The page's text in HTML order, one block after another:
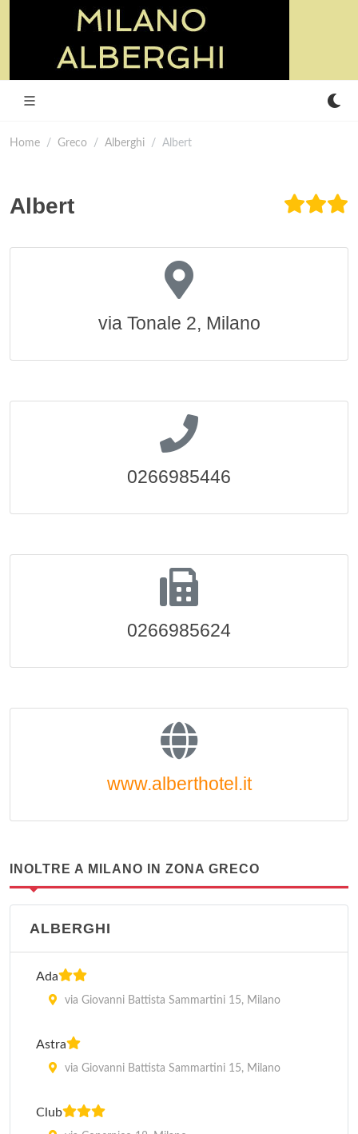
Home Greco Alberghi Albert
Albert
via Tonale 2, Milano
0266985446
0266985624
www.alberthotel.it
INOLTRE A MILANO IN ZONA GRECO
ALBERGHI
Ada
via Giovanni Battista Sammartini 15, Milano
Astra
via Giovanni Battista Sammartini 15, Milano
Club